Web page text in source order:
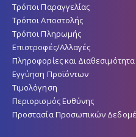
Τρόποι Παραγγελίας
Τρόποι Αποστολής
Τρόποι Πληρωμής
Επιστροφές/Αλλαγές
Πληροφορίες και
Εγγύηση Προϊόντων
Τιμολόγηση
Περιορισμός Ευθύνης
Προστασία Προσωπικών